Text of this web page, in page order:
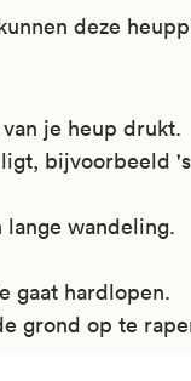
deze
je heup drukt.
bijvoorbeeld
wandeling.
gaat hardlopen.
grond op te